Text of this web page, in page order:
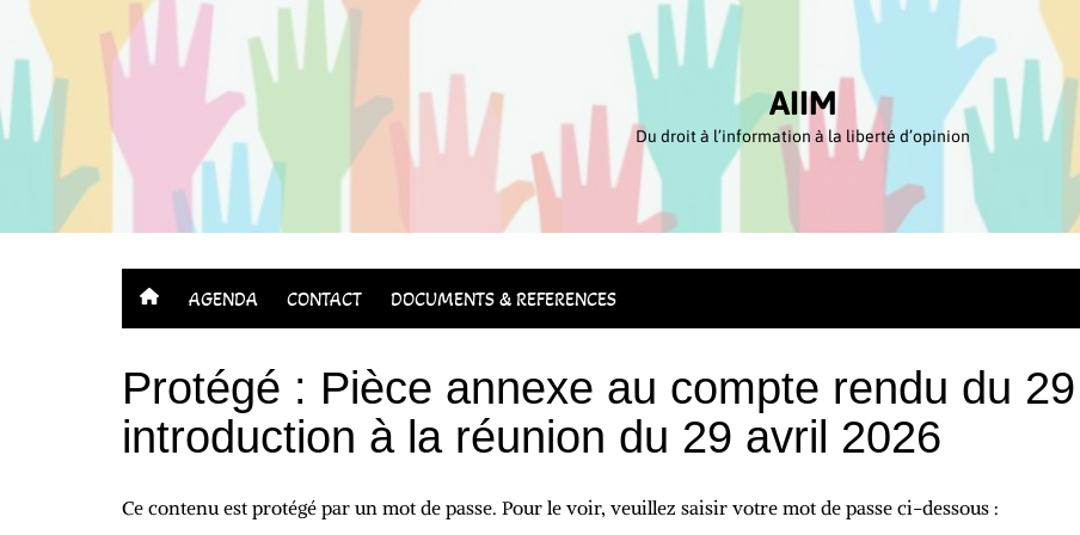
Aller
contenu
AIIM
Du droit à l’information à la liberté d’opinion
AGENDA CONTACT DOCUMENTS & REFERENCES
Protégé : Pièce annexe au compte rendu du
introduction à la réunion du 29 avril 2026
Ce contenu est protégé par un mot de passe. Pour le voir, veuillez saisir votre mot de passe ci-dessous :